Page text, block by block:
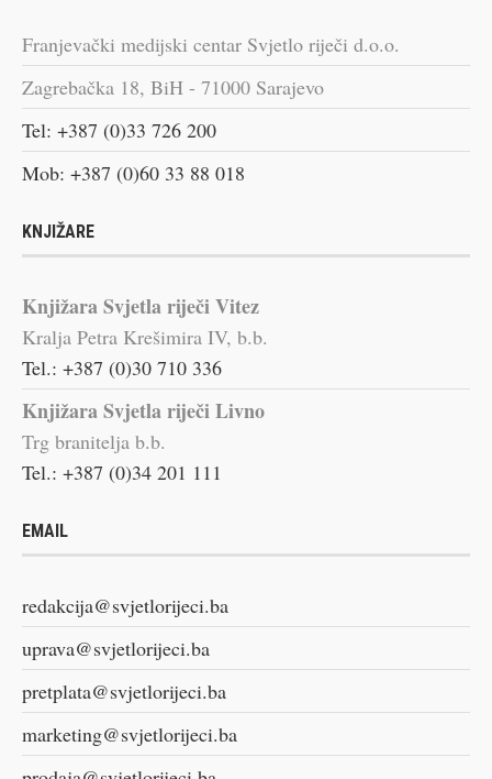
Franjevački medijski centar Svjetlo riječi d.o.o.
Zagrebačka 18, BiH - 71000 Sarajevo
Tel: +387 (0)33 726 200
Mob: +387 (0)60 33 88 018
KNJIŽARE
Knjižara Svjetla riječi Vitez
Kralja Petra Krešimira IV, b.b.
Tel.: +387 (0)30 710 336
Knjižara Svjetla riječi Livno
Trg branitelja b.b.
Tel.: +387 (0)34 201 111
EMAIL
redakcija@svjetlorijeci.ba
uprava@svjetlorijeci.ba
pretplata@svjetlorijeci.ba
marketing@svjetlorijeci.ba